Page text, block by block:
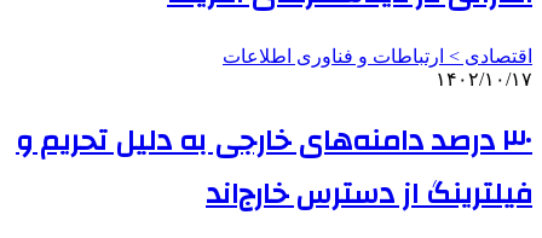
اقتصادی > ارتباطات و فناوری اطلاعات
۱۴۰۲/۱۰/۱۷
۳۰ درصد دامنه‌های خارجی به دلیل تحریم و
فیلترینگ از دسترس خارج‌اند